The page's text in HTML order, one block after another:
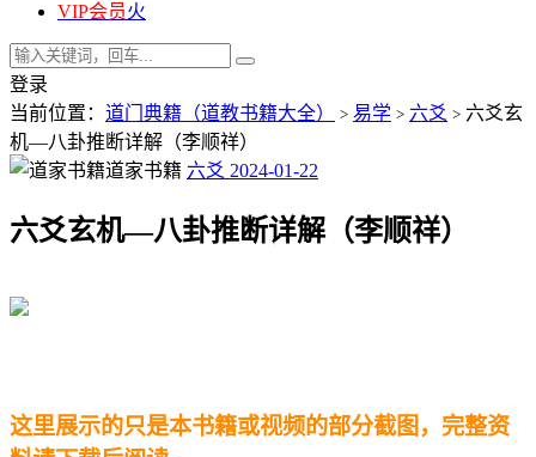
VIP会员火
登录
当前位置： 道门典籍（道教书籍大全） > 易学 > 六爻 > 六爻玄
机—八卦推断详解（李顺祥）
道家书籍 六爻 2024-01-22
六爻玄机—八卦推断详解（李顺祥）
这里展示的只是本书籍或视频的部分截图，完整资